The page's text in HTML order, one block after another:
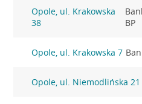
Opole, ul. Krakowska
38
BP
Opole, ul. Krakowska 7
Opole, ul. Niemodlińska 21